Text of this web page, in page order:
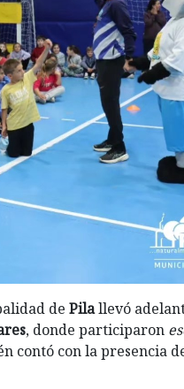
de Pilallevó
, donde participaron
contó con la presencia